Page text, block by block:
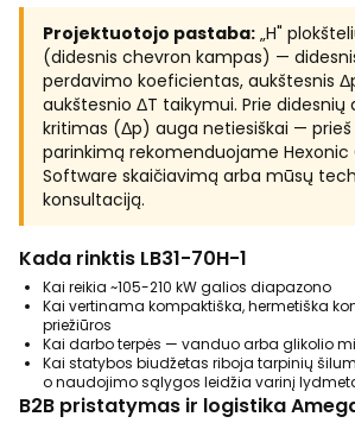
Projektuotojo pastaba: „H"
(didesnis chevron kampas) —
perdavimo koeficientas, aukštesnis
aukštesnio ΔT taikymui. Prie didesnių
kritimas (Δp) auga netiesiškai —
parinkimą rekomenduojame Hexonic
Software skaičiavimą arba mūsų
konsultaciją.
Kada rinktis LB31-70H-1
Kai reikia ~105-210 kW galios diapazono
Kai vertinama kompaktiška, hermetiška
priežiūros
Kai darbo terpės — vanduo arba glikolio
Kai statybos biudžetas riboja tarpinių
o naudojimo sąlygos leidžia varinį
B2B pristatymas ir logistika